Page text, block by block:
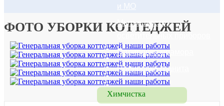
и МО
Мытье люстр,
осветительных приборов
Полировка мрамора
Полировка гранита
Химчистка
ФОТО УБОРКИ КОТТЕДЖЕЙ